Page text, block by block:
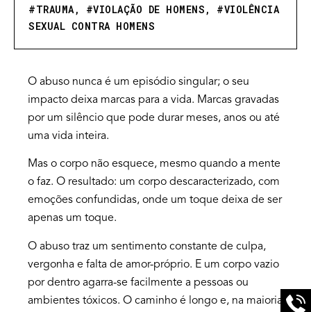
#TRAUMA, #VIOLAÇÃO DE HOMENS , #VIOLÊNCIA
SEXUAL CONTRA HOMENS
O abuso nunca é um episódio singular; o seu
impacto deixa marcas para a vida. Marcas gravadas
por um silêncio que pode durar meses, anos ou até
uma vida inteira.
Mas o corpo não esquece, mesmo quando a mente
o faz. O resultado: um corpo descaracterizado, com
emoções confundidas, onde um toque deixa de ser
apenas um toque.
O abuso traz um sentimento constante de culpa,
vergonha e falta de amor-próprio. E um corpo vazio
por dentro agarra-se facilmente a pessoas ou
ambientes tóxicos. O caminho é longo e, na maioria